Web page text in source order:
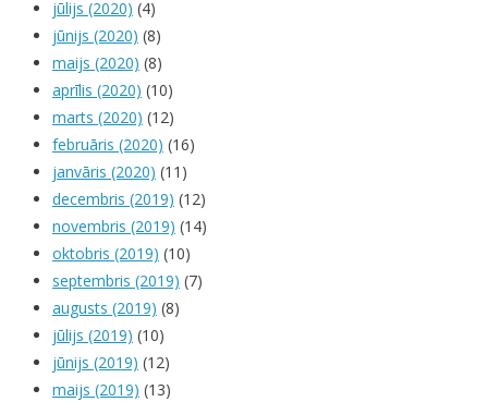
jūlijs (2020) (4)
jūnijs (2020) (8)
maijs (2020) (8)
aprīlis (2020) (10)
marts (2020) (12)
februāris (2020) (16)
janvāris (2020) (11)
decembris (2019) (12)
novembris (2019) (14)
oktobris (2019) (10)
septembris (2019) (7)
augusts (2019) (8)
jūlijs (2019) (10)
jūnijs (2019) (12)
maijs (2019) (13)